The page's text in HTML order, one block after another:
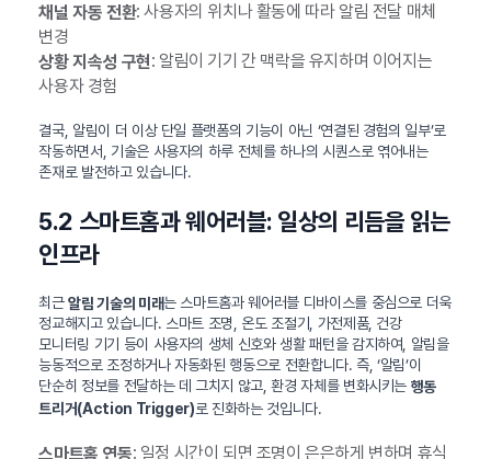
채널 자동 전환: 사용자의 위치나 활동에 따라 알림 전달 매체
변경
상황 지속성 구현: 알림이 기기 간 맥락을 유지하며 이어지는
사용자 경험
결국, 알림이 더 이상 단일 플랫폼의 기능이 아닌 ‘연결된 경험의 일부’로
작동하면서, 기술은 사용자의 하루 전체를 하나의 시퀀스로 엮어내는
존재로 발전하고 있습니다.
5.2 스마트홈과 웨어러블: 일상의 리듬을 읽는
인프라
최근알림 기술의 미래는 스마트홈과 웨어러블 디바이스를 중심으로 더욱
정교해지고 있습니다. 스마트 조명, 온도 조절기, 가전제품, 건강
모니터링 기기 등이 사용자의 생체 신호와 생활 패턴을 감지하여, 알림을
능동적으로 조정하거나 자동화된 행동으로 전환합니다. 즉, ‘알림’이
단순히 정보를 전달하는 데 그치지 않고, 환경 자체를 변화시키는 행동
트리거(Action Trigger)로 진화하는 것입니다.
스마트홈 연동: 일정 시간이 되면 조명이 은은하게 변하며 휴식